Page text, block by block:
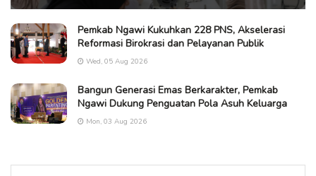
Pemkab Ngawi Kukuhkan 228 PNS, Akselerasi
Reformasi Birokrasi dan Pelayanan Publik
Wed, 05 Aug 2026
Bangun Generasi Emas Berkarakter, Pemkab
Ngawi Dukung Penguatan Pola Asuh Keluarga
Mon, 03 Aug 2026